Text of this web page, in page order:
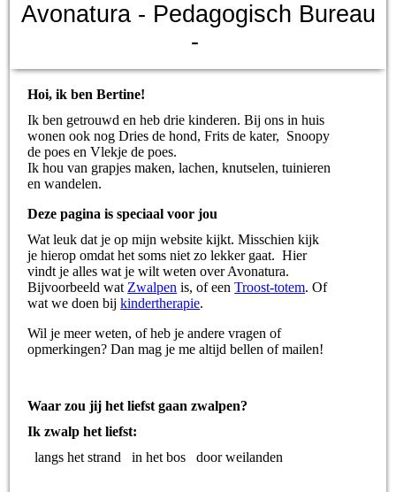
Avonatura - Pedagogisch Bureau
-
Hoi, ik ben Bertine!
Ik ben getrouwd en heb drie kinderen. Bij ons in huis
wonen ook nog Dries de hond, Frits de kater, Snoopy
de poes en Vlekje de poes.
Ik hou van grapjes maken, lachen, knutselen, tuinieren
en wandelen.
Deze pagina is speciaal voor jou
Wat leuk dat je op mijn website kijkt. Misschien kijk
je hierop omdat het soms niet zo lekker gaat. Hier
vindt je alles wat je wilt weten over Avonatura.
Bijvoorbeeld wat Zwalpen is, of eenTroost-totem. Of
wat we doen bijkindertherapie.
Wil je meer weten, of heb je andere vragen of
opmerkingen? Dan mag je me altijd bellen of mailen!
Waar zou jij het liefst gaan zwalpen?
Ik zwalp het liefst:
langs het strand
in het bos door weilanden